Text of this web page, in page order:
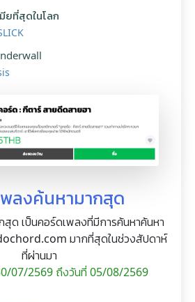
ยที่สุดในโลก
ลงค้นหามากสุด
ด เป็นคอร์ดเพลงที่มีการค้นหาค้นหา
มากที่สุดในช่วงสัปดาห์
ที่ผ่านมา
07/2569 ถึงวันที่ 05/08/2569